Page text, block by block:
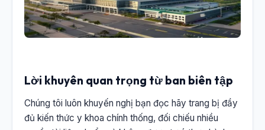
Lời khuyên quan trọng từ ban biên tập
Chúng tôi luôn khuyến nghị bạn đọc hãy trang bị đầy
đủ kiến thức y khoa chính thống, đối chiếu nhiều